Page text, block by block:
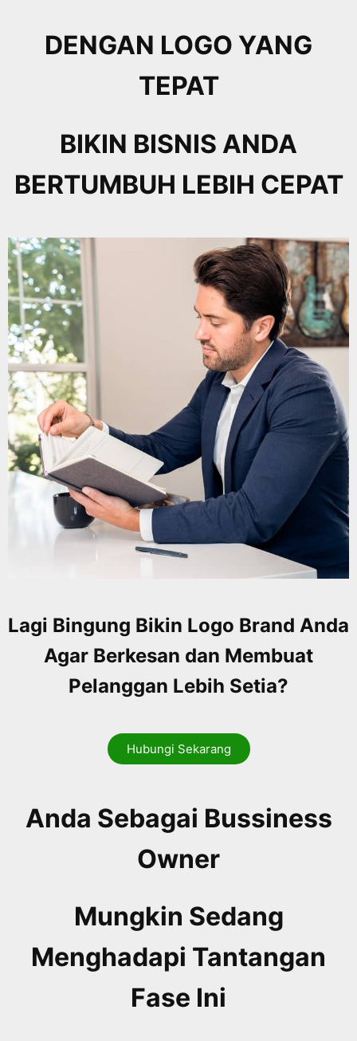
DENGAN LOGO YANG
TEPAT
BIKIN BISNIS ANDA
BERTUMBUH LEBIH CEPAT
Lagi Bingung Bikin Logo Brand Anda
Agar Berkesan dan Membuat
Pelanggan Lebih Setia?
Hubungi Sekarang
Anda Sebagai Bussiness
Owner
Mungkin Sedang
Menghadapi Tantangan
Fase Ini